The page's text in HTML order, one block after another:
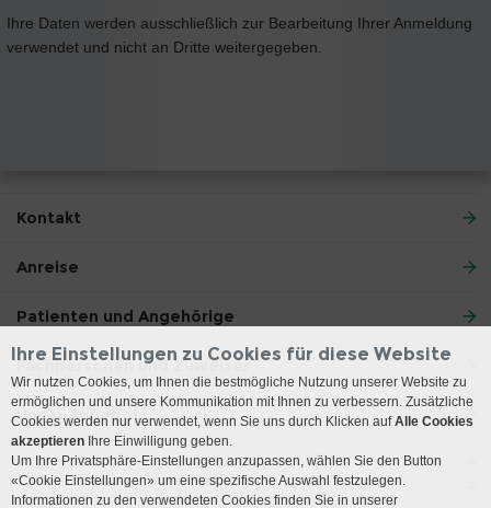
Ihre Daten werden ausschließlich zur Bearbeitung Ihrer Anmeldung
verwendet und nicht an Dritte weitergegeben.
Kontakt
Anreise
Patienten und Angehörige
Fachpersonen und Zuweiser
Unser Angebot
Ihre Einstellungen zu Cookies für diese Website
Wir nutzen Cookies, um Ihnen die bestmögliche Nutzung unserer Website zu
ermöglichen und unsere Kommunikation mit Ihnen zu verbessern. Zusätzliche
Cookies werden nur verwendet, wenn Sie uns durch Klicken aufAlle Cookies
akzeptieren Ihre Einwilligung geben.
Um Ihre Privatsphäre-Einstellungen anzupassen, wählen Sie den Button
«Cookie Einstellungen» um eine spezifische Auswahl festzulegen.
Informationen zu den verwendeten Cookies finden Sie in unserer